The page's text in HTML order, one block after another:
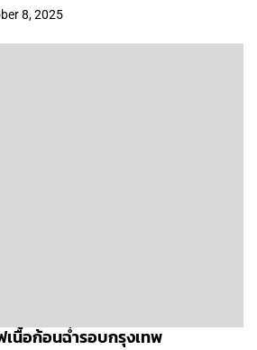
8, 2025
เนื้อก้อนฉ่ำรอบกรุงเทพ